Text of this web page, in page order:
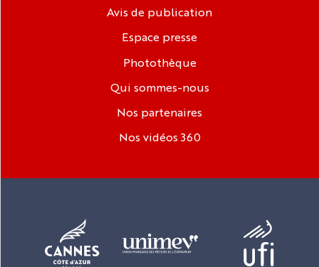
Avis de publication
Espace presse
Photothèque
Qui sommes-nous
Nos partenaires
Nos vidéos 360